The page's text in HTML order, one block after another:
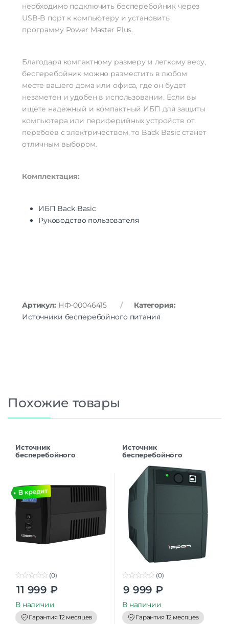
необходимо подключить бесперебойник через
USB-B порт к компьютеру и установить
программу Power Master Plus.
Благодаря компактному размеру и легкому весу,
бесперебойник можно разместить в любом
месте вашего дома или офиса, где он будет
незаметен и удобен в использовании. Если вы
ищете надежный и компактный ИБП для защиты
компьютера или периферийных устройств от
перебоев с электричеством, то Back Basic станет
отличным выбором.
Комплектация:
ИБП Back Basic
Руководство пользователя
Артикул: НФ-00046415
Категория:
Источники бесперебойного питания
Похожие товары
Источник
бесперебойного
t
o
f
5
(0)
11 999 ₽
В наличии
Гарантия 12 месяцев
Источник
бесперебойного
Basic 850S Euro
o
t
o
f
5
(0)
9 999 ₽
В наличии
Гарантия 12 месяцев